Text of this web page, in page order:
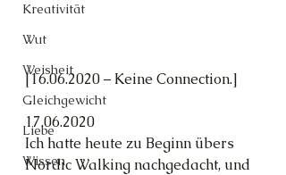
Kreativität
Wut
Weisheit
Gleichgewicht
Liebe
Wissen
[16.06.2020 – Keine Connection.]
17.06.2020
Ich hatte heute zu Beginn übers
Nordic Walking nachgedacht, und